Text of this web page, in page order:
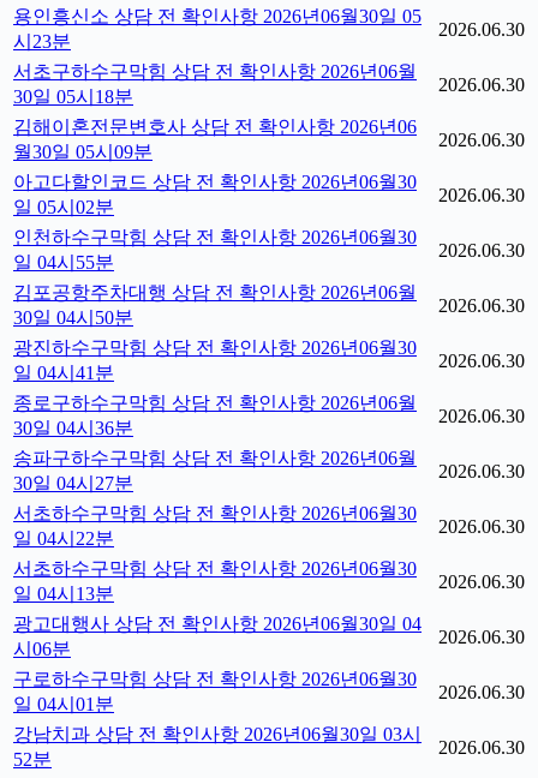
용인흥신소 상담 전 확인사항 2026년06월30일 05
시23분
2026.06.30
서초구하수구막힘 상담 전 확인사항 2026년06월
30일 05시18분
2026.06.30
김해이혼전문변호사 상담 전 확인사항 2026년06
월30일 05시09분
2026.06.30
아고다할인코드 상담 전 확인사항 2026년06월30
일 05시02분
2026.06.30
인천하수구막힘 상담 전 확인사항 2026년06월30
일 04시55분
2026.06.30
김포공항주차대행 상담 전 확인사항 2026년06월
30일 04시50분
2026.06.30
광진하수구막힘 상담 전 확인사항 2026년06월30
일 04시41분
2026.06.30
종로구하수구막힘 상담 전 확인사항 2026년06월
30일 04시36분
2026.06.30
송파구하수구막힘 상담 전 확인사항 2026년06월
30일 04시27분
2026.06.30
서초하수구막힘 상담 전 확인사항 2026년06월30
일 04시22분
2026.06.30
서초하수구막힘 상담 전 확인사항 2026년06월30
일 04시13분
2026.06.30
광고대행사 상담 전 확인사항 2026년06월30일 04
시06분
2026.06.30
구로하수구막힘 상담 전 확인사항 2026년06월30
일 04시01분
2026.06.30
강남치과 상담 전 확인사항 2026년06월30일 03시
52분
2026.06.30